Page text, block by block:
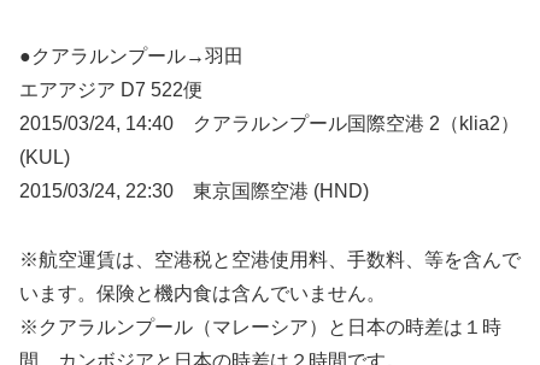
●クアラルンプール→羽田
エアアジア D7 522便
2015/03/24, 14:40 クアラルンプール国際空港 2（klia2）
(KUL)
2015/03/24, 22:30 東京国際空港 (HND)
※航空運賃は、空港税と空港使用料、手数料、等を含んで
います。保険と機内食は含んでいません。
※クアラルンプール（マレーシア）と日本の時差は１時
間、カンボジアと日本の時差は２時間です。